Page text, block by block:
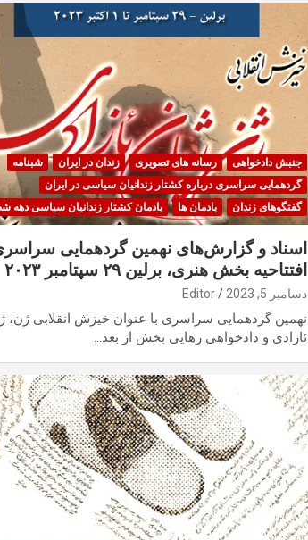
جنبش دادخواهی رسانه های تصویری زندان در ایران
شبنامه
گردهمایی سراسری درباره کشتار زندانیان سیاسی در ایران
گفتگوهای زندان
یادمان ها یادمان کشتار زندانیان سیاسی
اسناد و گزارش‌های نهمین گردهمایی
افتتاحیه بخش هنری، برلین ۲۹ سپتامبر ۲۰۲۳
دسامبر 5, 2023 Editor
نهمین گردهمایی سراسری با عنوان خیزش انقلابی ژن،
ئازادی و دادخواهی رهایی بخش از بعد…